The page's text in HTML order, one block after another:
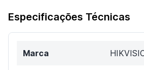
Especificações Técnicas
Marca